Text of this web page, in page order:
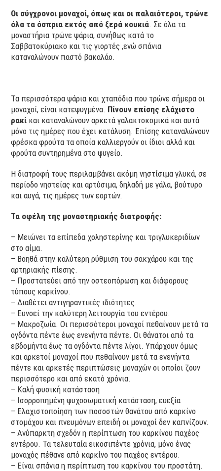
Οι σύγχρονοι μοναχοί, όπως και οι παλαιότεροι, τρώνε
όλα τα όσπρια εκτός από ξερά κουκιά. Σε όλα τα
μοναστήρια τρώνε ψάρια, συνήθως κατά το
Σαββατοκύριακο και τις γιορτές ,ενώ σπάνια
καταναλώνουν παστό βακαλάο.
Τα περισσότερα ψάρια και χταπόδια που τρώνε σήμερα οι
μοναχοί, είναι κατεψυγμένα. Πίνουν επίσης ελάχιστο
ρακί και καταναλώνουν αρκετά γαλακτοκομικά και αυτά
μόνο τις ημέρες που έχει κατάλυση. Επίσης καταναλώνουν
φρέσκα φρούτα τα οποία καλλιεργούν οι ίδιοι αλλά και
φρούτα συντηρημένα στο ψυγείο.
Η διατροφή τους περιλαμβάνει ακόμη νηστίσιμα γλυκά, σε
περίοδο νηστείας και αρτύσιμα, δηλαδή με γάλα, βούτυρο
και αυγά, τις ημέρες των εορτών.
Τα οφέλη της μοναστηριακής διατροφής:
– Μειώνει τα επίπεδα χοληστερίνης και τριγλυκεριδίων
στο αίμα.
– Βοηθά στην καλύτερη ρύθμιση του σακχάρου και της
αρτηριακής πίεσης.
– Προστατεύει από την οστεοπόρωση και διάφορους
τύπους καρκίνου.
– Διαθέτει αντιγηραντικές ιδιότητες.
– Ευνοεί την καλύτερη λειτουργία του εντέρου.
– Μακροζωία. Οι περισσότεροι μοναχοί πεθαίνουν μετά τα
ογδόντα πέντε έως ενενήντα πέντε. Οι θάνατοι από τα
εβδομήντα έως τα ογδόντα πέντε λίγοι. Υπάρχουν όμως
και αρκετοί μοναχοί που πεθαίνουν μετά τα ενενήντα
πέντε και αρκετές περιπτώσεις μοναχών οι οποίοι ζουν
περισσότερο και από εκατό χρόνια.
– Καλή φυσική κατάσταση
– Ισορροπημένη ψυχοσωματική κατάσταση, ευεξία
– Ελαχιστοποίηση των ποσοστών θανάτου από καρκίνο
στομάχου και πνευμόνων επειδή οι μοναχοί δεν καπνίζουν.
– Ανύπαρκτη σχεδόν η περίπτωση του καρκίνου παχέος
εντέρου. Τα τελευταία εικοσιπέντε χρόνια, μόνο ένας
μοναχός πέθανε από καρκίνο του παχέος εντέρου.
– Είναι σπάνια η περίπτωση του καρκίνου του προστάτη.